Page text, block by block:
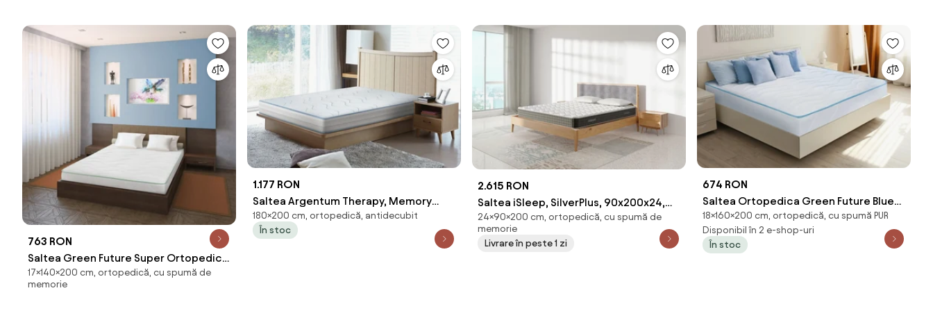
763 RON
Saltea Green Future Super Ortopedica
Emerald Line Memory 140x200x17 cm
17×140×200 cm, ortopedică, cu spumă de
memorie
1.177 RON
Saltea Argentum Therapy, Memory
Arctic Gel, 180x200 cm, H 18 cm, Husa
cu ioni de argint, Super Ortopedica,
180×200 cm, ortopedică, antidecubit
În stoc
2.615 RON
Saltea iSleep, SilverPlus, 90x200x24,
Moale-medie
24×90×200 cm, ortopedică, cu spumă de
memorie
Livrare în peste 1 zi
674 RON
Saltea Ortopedica Green Future Blue
Line 160x200x18 cm
18×160×200 cm, ortopedică, cu spumă PUR
Disponibil în 2 e-shop-uri
În stoc